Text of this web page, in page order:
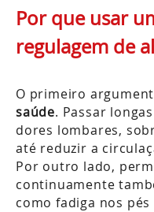
Por que usar
regulagem de
O primeiro
saúde. Passar
dores lombares,
até reduzir a
Por outro lado,
continuamente
como fadiga nos